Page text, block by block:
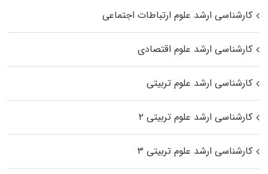
کارشناسی ارشد علوم ارتباطات اجتماعی
کارشناسی ارشد علوم اقتصادی
کارشناسی ارشد علوم تربیتی
کارشناسی ارشد علوم تربیتی ۲
کارشناسی ارشد علوم تربیتی ۳